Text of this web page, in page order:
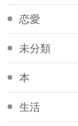
恋愛
未分類
本
生活